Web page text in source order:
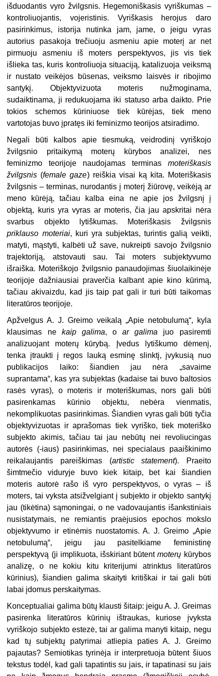
išduodantis vyro žvilgsnis. Hegemoniškasis vyriškumas –
kontroliuojantis, vojeristinis. Vyriškasis herojus daro
pasirinkimus, istorija nutinka jam, jame, o jeigu vyras
autorius pasakoja trečiuoju asmeniu apie moterį ar net
pirmuoju asmeniu iš moters perspektyvos, jis vis tiek
išlieka tas, kuris kontroliuoja situaciją, katalizuoja veiksmą
ir nustato veikėjos būsenas, veiksmo laisvės ir ribojimo
santykį. Objektyvizuota moteris nužmoginama,
sudaiktinama, ji redukuojama iki statuso arba daikto. Prie
tokios schemos kūriniuose tiek kūrėjas, tiek meno
vartotojas buvo įpratęs iki feminizmo teorijos atsiradimo.
Negali būti kalbos apie tiesmuką, veidrodinį vyriškojo
žvilgsnio pritaikymą moterų kūrybos analizei, nes
feminizmo teorijoje naudojamas terminas moteriškasis
žvilgsnis (female gaze) reiškia visai ką kita. Moteriškasis
žvilgsnis – terminas, nurodantis į moterį žiūrovę, veikėją ar
meno kūrėją, tačiau kalba eina ne apie jos žvilgsnį į
objektą, kuris yra vyras ar moteris, čia jau apskritai nėra
svarbus objekto lytiškumas. Moteriškasis žvilgsnis
priklauso moteriai, kuri yra subjektas, turintis galią veikti,
matyti, mąstyti, kalbėti už save, nukreipti savojo žvilgsnio
trajektoriją, atstovauti sau. Tai moters subjektyvumo
išraiška. Moteriškojo žvilgsnio panaudojimas šiuolaikinėje
teorijoje dažniausiai praverčia kalbant apie kino kūrimą,
tačiau akivaizdu, kad jis taip pat gali ir turi būti taikomas
literatūros teorijoje.
Apžvelgus A. J. Greimo veikalą „Apie netobulumą“, kyla
klausimas ne kaip galima, oar galima juo pasiremti
analizuojant moterų kūrybą. Įvedus lytiškumo dėmenį,
tenka įtraukti į regos lauką esminę slinktį, įvykusią nuo
publikacijos laiko: šiandien jau nėra „savaime
suprantama“, kas yra subjektas (kadaise tai buvo baltosios
rasės vyras), o moteris ir moteriškumas, nors gali būti
pasirenkamas kūrinio objektu, nebėra vienmatis,
nekomplikuotas pasirinkimas. Šiandien vyras gali būti tyčia
objektyvizuotas ir aprašomas tiek vyriško, tiek moteriško
subjekto akimis, tačiau tai jau nebūtų nei revoliucingas
autorės (-iaus) pasirinkimas, nei specialaus paaiškinimo
reikalaujantis pareiškimas (artistic statement). Praeito
šimtmečio viduryje buvo kiek kitaip, bet kai šiandien
moteris autorė rašo iš vyro perspektyvos, o vyras – iš
moters, tai vyksta atsižvelgiant į subjekto ir objekto santykį
jau (tikėtina) sąmoningai, o ne vadovaujantis išankstiniais
nusistatymais, ne remiantis praėjusios epochos mokslo
objektyvumo ir etinėmis nuostatomis. A. J. Greimo „Apie
netobulumą“, jeigu jau pasitelkiame feministinę
perspektyvą (ji implikuota, išskiriant būtentmoterų kūrybos
analizę, o ne kokiu kitu kriterijumi atrinktus literatūros
kūrinius), šiandien galima skaityti kritiškai ir tai gali būti
labai įdomus perskaitymas.
Konceptualiai galima būtų klausti šitaip: jeigu A. J. Greimas
pasirenka literatūros kūrinių ištraukas, kuriose įvyksta
vyriškojo subjekto estezė, tai ar galima manyti kitaip, negu
kad tų subjektų patyrimai atliepia paties A. J. Greimo
pajautas? Semiotikas tyrinėja ir interpretuoja būtent šiuos
tekstus todėl, kad gali tapatintis su jais, ir tapatinasi su jais